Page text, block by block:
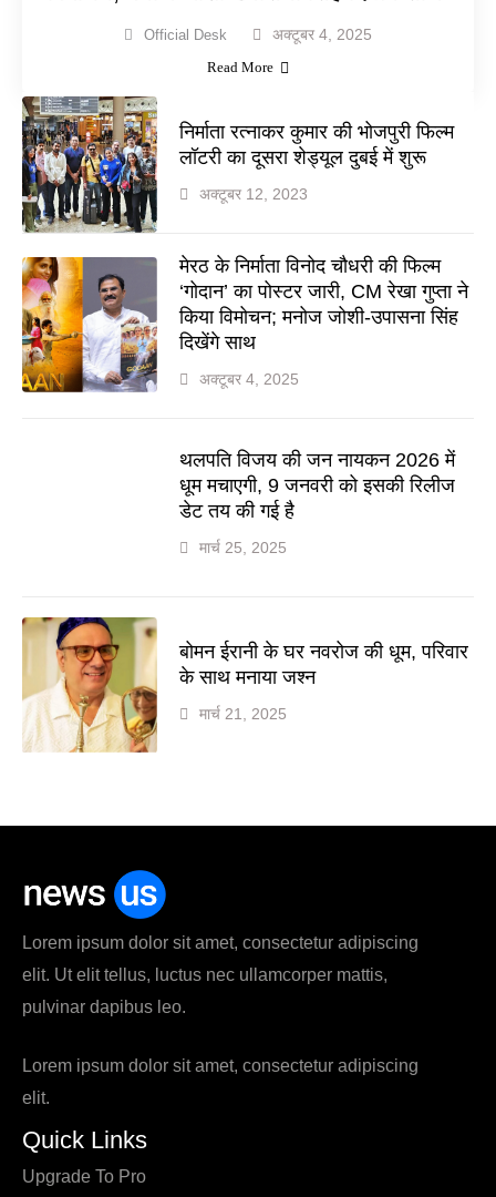
Official Desk अक्टूबर 4, 2025
Read More
निर्माता रत्नाकर कुमार की भोजपुरी फिल्म
लॉटरी का दूसरा शेड्यूल दुबई में शुरू
अक्टूबर 12, 2023
मेरठ के निर्माता विनोद चौधरी की फिल्म
‘गोदान’ का पोस्टर जारी, CM रेखा गुप्ता ने
किया विमोचन; मनोज जोशी-उपासना सिंह
दिखेंगे साथ
अक्टूबर 4, 2025
थलपति विजय की जन नायकन 2026 में
धूम मचाएगी, 9 जनवरी को इसकी रिलीज
डेट तय की गई है
मार्च 25, 2025
बोमन ईरानी के घर नवरोज की धूम, परिवार
के साथ मनाया जश्न
मार्च 21, 2025
Lorem ipsum dolor sit amet, consectetur adipiscing
elit. Ut elit tellus, luctus nec ullamcorper mattis,
pulvinar dapibus leo.
Lorem ipsum dolor sit amet, consectetur adipiscing
elit.
Quick Links
Upgrade To Pro